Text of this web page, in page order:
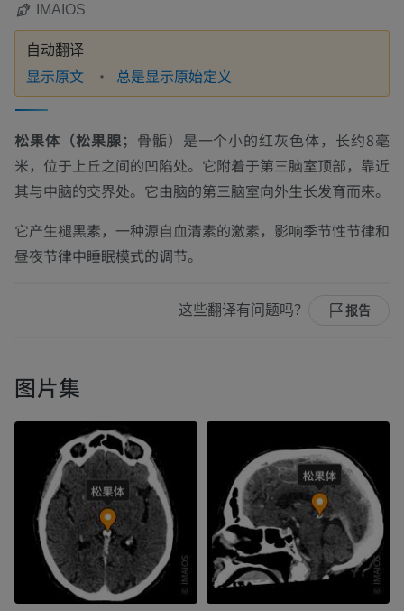
IMAIOS
自动翻译
显示原文 总是显示原始定义
松果体（松果腺； 骨骺）是一个小的红灰色体，长约8毫
米，位于上丘之间的凹陷处。它附着于第三脑室顶部，靠近
其与中脑的交界处。它由脑的第三脑室向外生长发育而来。
它产生褪黑素，一种源自血清素的激素，影响季节性节律和
昼夜节律中睡眠模式的调节。
这些翻译有问题吗？ 报告
图片集